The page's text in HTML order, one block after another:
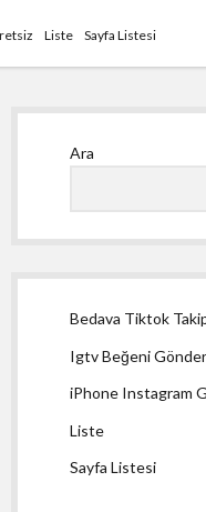
Liste Sayfa Listesi
Ara
Bedava Tiktok
Igtv Beğeni
iPhone Instagram
Liste
Sayfa Listesi